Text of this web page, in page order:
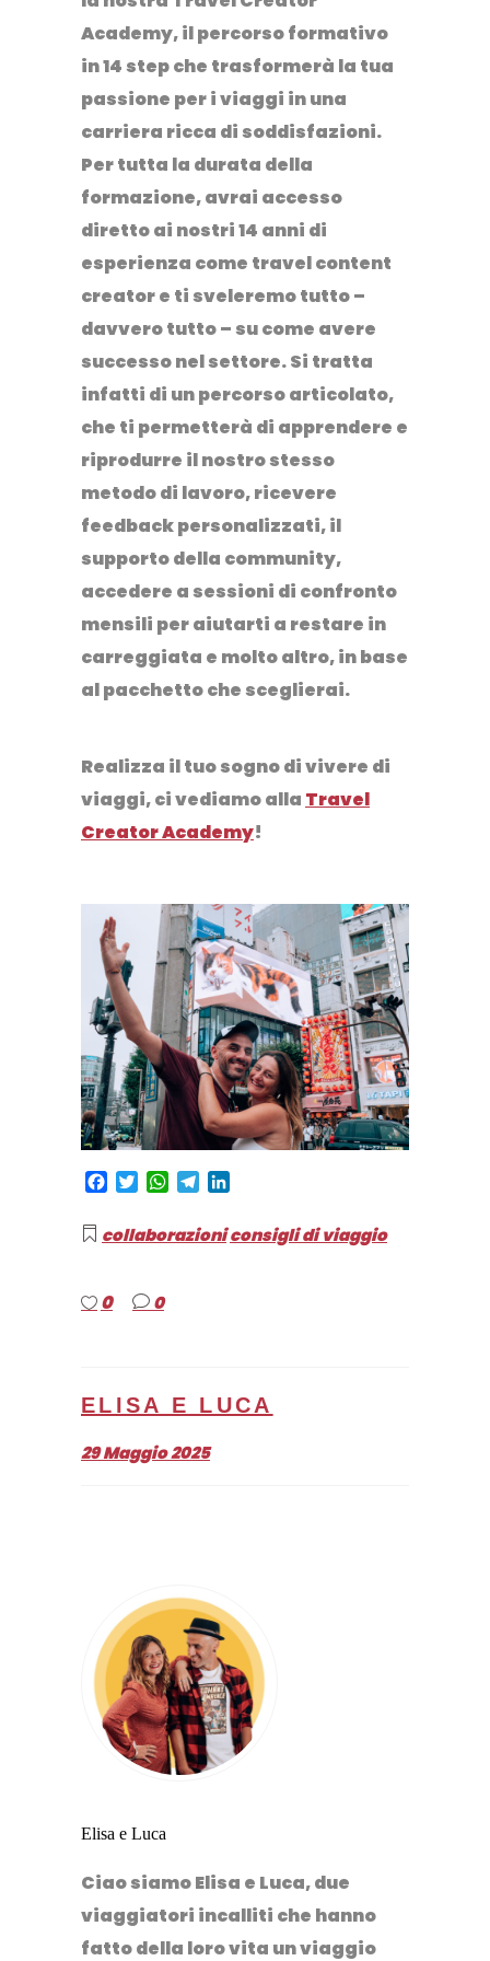
Academy, il percorso formativo
in 14 step che trasformerà la tua
passione per i viaggi in una
carriera ricca di soddisfazioni.
Per tutta la durata della
formazione, avrai accesso
diretto ai nostri 14 anni di
esperienza come travel content
creator e ti sveleremo tutto –
davvero tutto – su come avere
successo nel settore. Si tratta
infatti di un percorso articolato,
che ti permetterà di apprendere e
riprodurre il nostro stesso
metodo di lavoro, ricevere
feedback personalizzati, il
supporto della community,
accedere a sessioni di confronto
mensili per aiutarti a restare in
carreggiata e molto altro, in base
al pacchetto che sceglierai.
Realizza il tuo sogno di vivere di
viaggi, ci vediamo alla Travel
Creator Academy!
Facebook
TwitterWhatsApp
Telegram
collaborazioniconsigli di viaggio
0 0
ELISA E LUCA
29 Maggio 2025
Elisa e Luca
Ciao siamo Elisa e Luca, due
viaggiatori incalliti che hanno
fatto della loro vita un viaggio